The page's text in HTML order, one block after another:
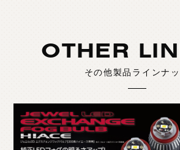
OTHER
その他製品ラインナ